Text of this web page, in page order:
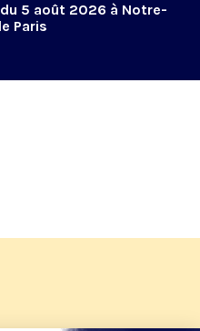
5 août 2026 à Notre-
Paris